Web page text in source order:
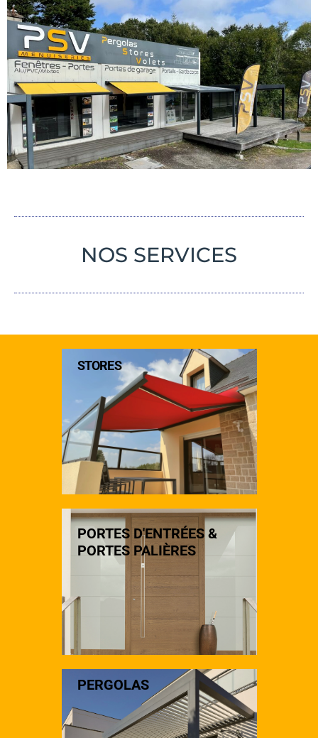
NOS SERVICES
STORES
PORTES D'ENTRÉES &
PORTES PALIÈRES
PERGOLAS